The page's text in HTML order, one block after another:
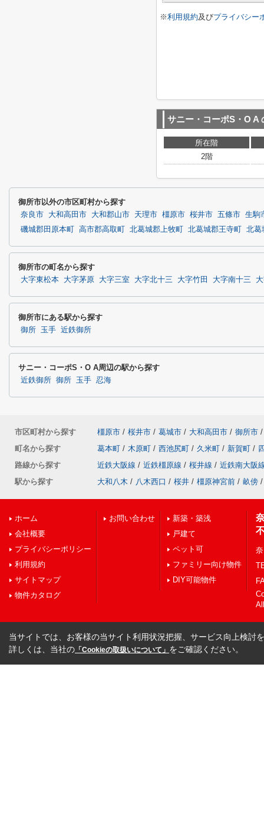
※利用規約及びプライバシー
サニー・コーポS・O A
所在階
2階
御所市以外の市区町村から探す
奈良市 大和高田市 大和郡山市 天理市 橿原市 桜井市 五條市 生駒
磯城郡田原本町
高市郡高取町 北葛城郡上牧町 北葛城郡王寺町 北葛
御所市の町名から探す
大字東松本 大字茅原 大字三室 大字北十三 大字竹田 大字南十三
御所市にある駅から探す
御所 玉手 近鉄御所
サニー・コーポS・O A周辺の駅から探す
近鉄御所 御所 玉手 忍海
市区町村から探す 橿原市 / 桜井市 / 葛城市 / 大和高田市 / 御所市 /
町名から探す
葛本町 / 木原町 / 西池尻町 / 久米町 / 新賀町 /
路線から探す
近鉄大阪線 / 近鉄橿原線 / 桜井線 / 近鉄南大阪
駅から探す
大和八木 / 八木西口 / 桜井 / 橿原神宮前 / 畝傍 /
ホーム
会社概要
プライバシーポリシー
利用規約
サイトマップ
物件カタログ
お問い合わせ
新築・築浅
戸建て
ペット可
ファミリー向け物件
DIY可能物件
当サイトでは、お客様の当サイト利用状況把握、サービス向上検討
詳しくは、当社の 「Cookieの取扱いについて」 をご確認ください。